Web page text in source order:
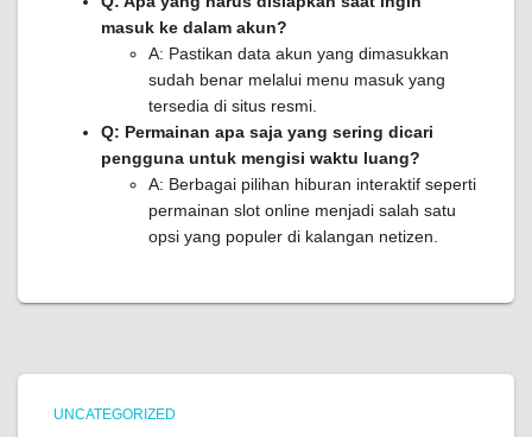
masuk ke dalam akun?
A: Pastikan data akun yang dimasukkan
sudah benar melalui menu masuk yang
tersedia di situs resmi.
Q: Permainan apa saja yang sering dicari
pengguna untuk mengisi waktu luang?
A: Berbagai pilihan hiburan interaktif seperti
permainan slot online menjadi salah satu
opsi yang populer di kalangan netizen.
UNCATEGORIZED